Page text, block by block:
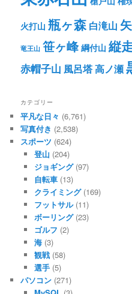
火打山 瓶ヶ森 白滝山
竜王山 笹ヶ峰 綱付山 縦
赤帽子山 風呂塔高ノ瀬
カテゴリー
平凡な日々 (6,761)
写真付き (2,538)
スポーツ (624)
登山 (204)
ジョギング(97)
自転車(13)
クライミング(169)
フットサル(11)
ボーリング(23)
ゴルフ (2)
海(3)
観戦(58)
選手(5)
パソコン (271)